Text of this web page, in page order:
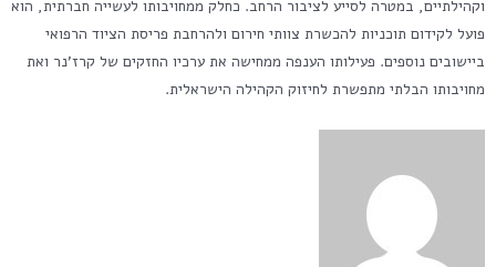
וקהילתיים, במטרה לסייע לציבור הרחב. כחלק ממחויבותו לעשייה חברתית, הוא
פועל לקידום תוכניות להכשרת צוותי חירום ולהרחבת פריסת הציוד הרפואי
ביישובים נוספים. פעילותו הענפה ממחישה את ערכיו החזקים של קרז'נר ואת
מחויבותו הבלתי מתפשרת לחיזוק הקהילה הישראלית.